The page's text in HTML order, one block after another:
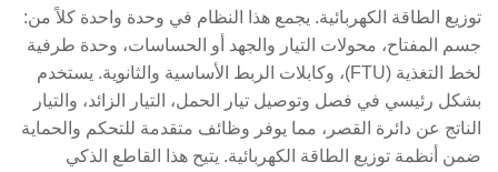
توزيع الطاقة الكهربائية. يجمع هذا النظام في وحدة واحدة كلاً من:
جسم المفتاح، محولات التيار والجهد أو الحساسات، وحدة طرفية
لخط التغذية (FTU)، وكابلات الربط الأساسية والثانوية. يستخدم
بشكل رئيسي في فصل وتوصيل تيار الحمل، التيار الزائد، والتيار
الناتج عن دائرة القصر، مما يوفر وظائف متقدمة للتحكم والحماية
ضمن أنظمة توزيع الطاقة الكهربائية. يتيح هذا القاطع الذكي